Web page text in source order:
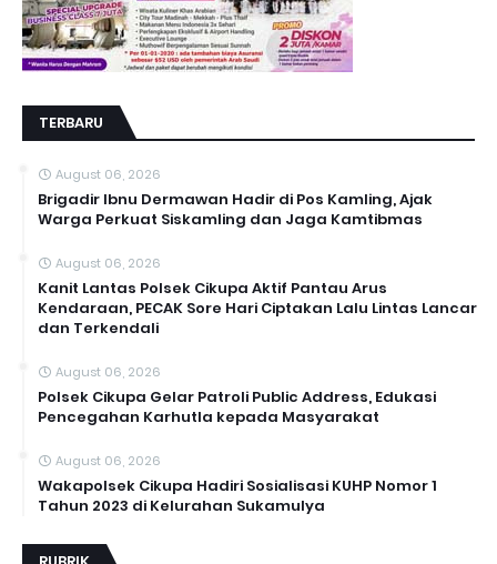
TERBARU
August 06, 2026
Brigadir Ibnu Dermawan Hadir di Pos Kamling, Ajak
Warga Perkuat Siskamling dan Jaga Kamtibmas
August 06, 2026
Kanit Lantas Polsek Cikupa Aktif Pantau Arus
Kendaraan, PECAK Sore Hari Ciptakan Lalu Lintas Lancar
dan Terkendali
August 06, 2026
Polsek Cikupa Gelar Patroli Public Address, Edukasi
Pencegahan Karhutla kepada Masyarakat
August 06, 2026
Wakapolsek Cikupa Hadiri Sosialisasi KUHP Nomor 1
Tahun 2023 di Kelurahan Sukamulya